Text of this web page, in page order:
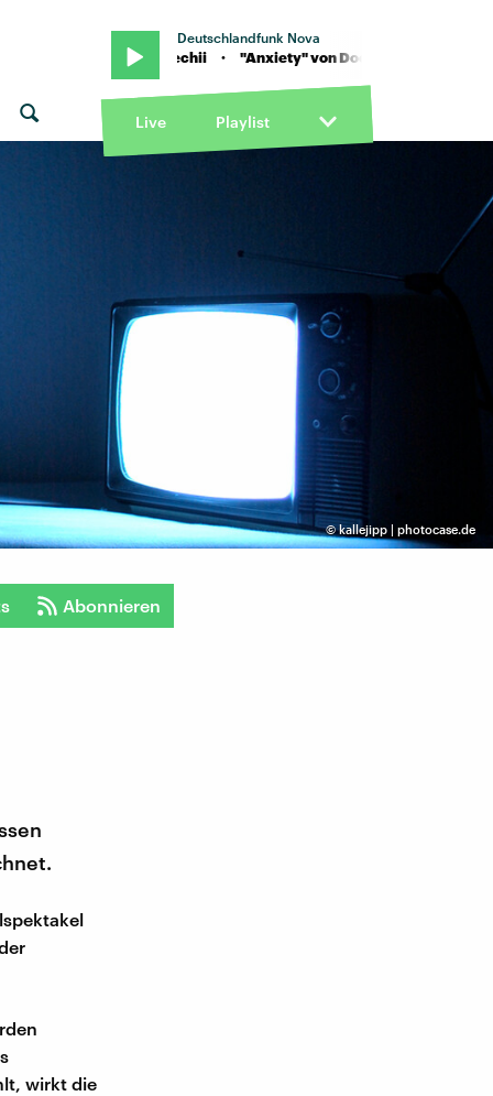
Deutschlandfunk Nova
von Doechii · "Anxiety" von Doechii
Live Playlist
©kallejipp | photocase.de
Abonnieren
wirkt die